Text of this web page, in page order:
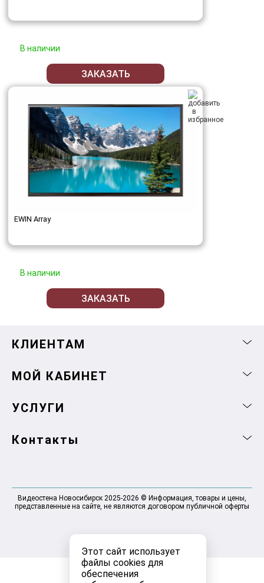
Этот сайт использует
файлы cookies для
обеспечения
В наличии
ЗАКАЗАТЬ
EWIN Array
В наличии
ЗАКАЗАТЬ
КЛИЕНТАМ
МОЙ КАБИНЕТ
УСЛУГИ
Контакты
Видеостена Новосибирск 2025-2026 © Информация, товары и цены,
представленные на сайте, не являются договором публичной оферты